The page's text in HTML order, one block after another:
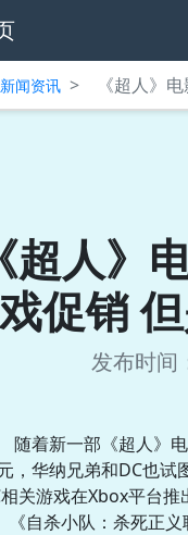
闻资讯 > 《超人》
超人》
戏促销
发布时间
随着新一部《超人》
，华纳兄弟和DC也试
关游戏在Xbox平台
《自杀小队：杀死正